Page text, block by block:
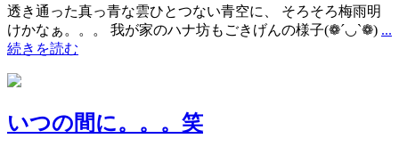
透き通った真っ青な雲ひとつない青空に、 そろそろ梅雨明
けかなぁ。。。 我が家のハナ坊もごきげんの様子(❁´◡`❁) ...
続きを読む
いつの間に。。。笑